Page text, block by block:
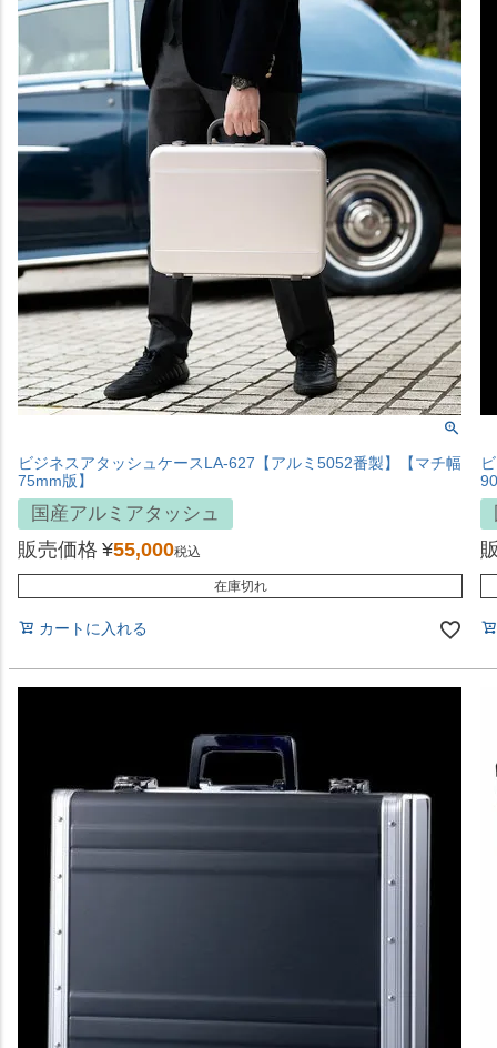
ビジネスアタッシュケースLA-627【アルミ5052番製】【マチ幅
75mm版】
国産アルミアタッシュ
販売価格 ¥55,000税込
在庫切れ
カートに入れる